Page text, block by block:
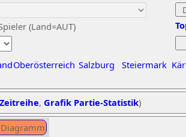
(Land=AUT)
Oberösterreich Salzburg Steiermark
, Grafik Partie-Statistik)